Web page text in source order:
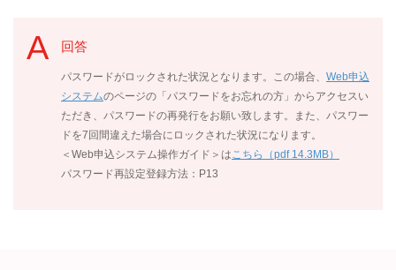
回答
パスワードがロックされた状況となります。この場合、 Web申込
システムのページの「パスワードをお忘れの方」からアクセスい
ただき、パスワードの再発行をお願い致します。また、パスワー
ドを7回間違えた場合にロックされた状況になります。
＜Web申込システム操作ガイド＞は こちら（pdf 14.3MB）
パスワード再設定登録方法：P13